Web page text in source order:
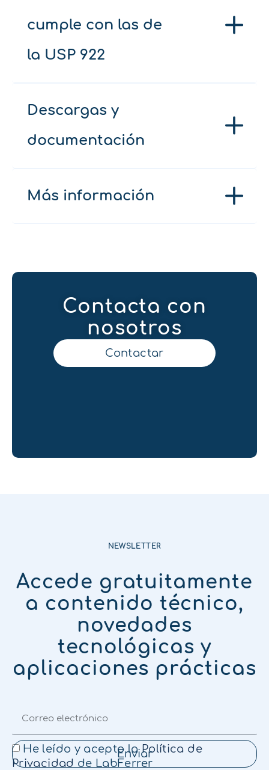
cumple con las de
la USP 922
Descargas y
documentación
Más información
Contacta con
nosotros
Contactar
NEWSLETTER
Accede gratuitamente
a contenido técnico,
novedades
tecnológicas y
aplicaciones prácticas
He leído y acepto la Política de
Privacidad de LabFerrer
Enviar